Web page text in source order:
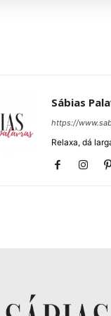
Sábias
https://
Relaxa, dá